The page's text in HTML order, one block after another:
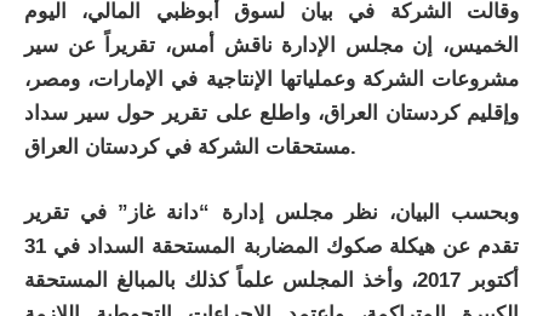
وقالت الشركة في بيان لسوق أبوظبي المالي، اليوم
الخميس، إن مجلس الإدارة ناقش أمس، تقريراً عن سير
مشروعات الشركة وعملياتها الإنتاجية في الإمارات، ومصر،
وإقليم كردستان العراق، واطلع على تقرير حول سير سداد
مستحقات الشركة في كردستان العراق.
وبحسب البيان، نظر مجلس إدارة “دانة غاز” في تقرير
تقدم عن هيكلة صكوك المضاربة المستحقة السداد في 31
أكتوبر 2017، وأخذ المجلس علماً كذلك بالمبالغ المستحقة